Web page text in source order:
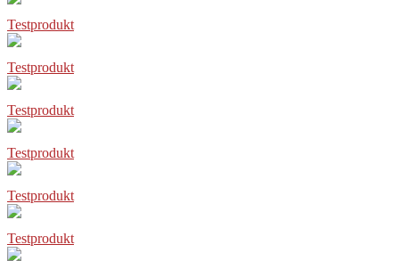
Testprodukt
Testprodukt
Testprodukt
Testprodukt
Testprodukt
Testprodukt